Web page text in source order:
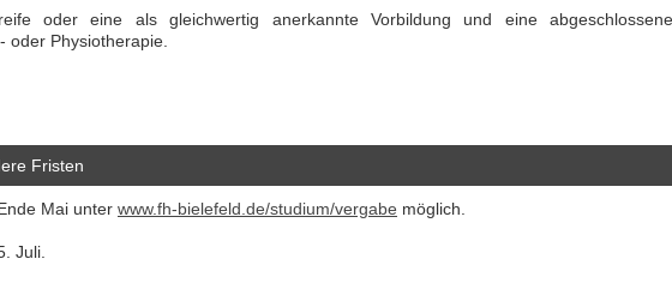
oder eine als gleichwertig anerkannte Vorbildung und eine abgeschlossene
oder Physiotherapie.
Fristen
Mai unter www.fh-bielefeld.de/studium/vergabe möglich.
Juli.